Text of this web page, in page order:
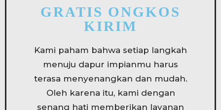
GRATIS ONGKOS
KIRIM
Kami paham bahwa setiap langkah
menuju dapur impianmu harus
terasa menyenangkan dan mudah.
Oleh karena itu, kami dengan
senang hati memberikan layanan